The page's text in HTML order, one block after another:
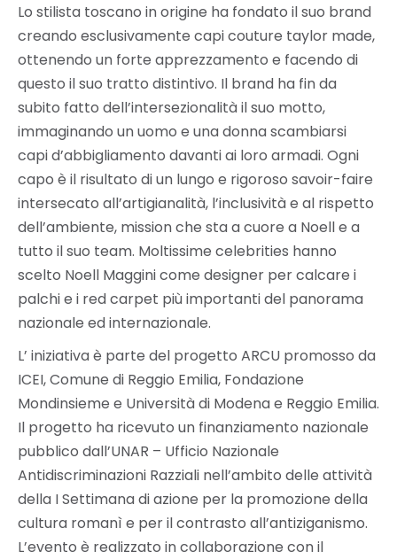
Lo stilista toscano in origine ha fondato il suo brand
creando esclusivamente capi couture taylor made,
ottenendo un forte apprezzamento e facendo di
questo il suo tratto distintivo. Il brand ha fin da
subito fatto dell’intersezionalità il suo motto,
immaginando un uomo e una donna scambiarsi
capi d’abbigliamento davanti ai loro armadi. Ogni
capo è il risultato di un lungo e rigoroso savoir-faire
intersecato all’artigianalità, l’inclusività e al rispetto
dell’ambiente, mission che sta a cuore a Noell e a
tutto il suo team. Moltissime celebrities hanno
scelto Noell Maggini come designer per calcare i
palchi e i red carpet più importanti del panorama
nazionale ed internazionale.
L’ iniziativa è parte del progetto ARCU promosso da
ICEI, Comune di Reggio Emilia, Fondazione
Mondinsieme e Università di Modena e Reggio Emilia.
Il progetto ha ricevuto un finanziamento nazionale
pubblico dall’UNAR – Ufficio Nazionale
Antidiscriminazioni Razziali nell’ambito delle attività
della I Settimana di azione per la promozione della
cultura romanì e per il contrasto all’antiziganismo.
L’evento è realizzato in collaborazione con il